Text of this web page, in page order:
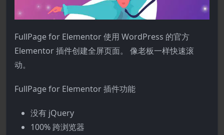
FullPage for Elementor 使用 WordPress 的官方
Elementor 插件创建全屏页面。 像老板一样快速滚
动。
FullPage for Elementor 插件功能
没有 jQuery
100% 跨浏览器